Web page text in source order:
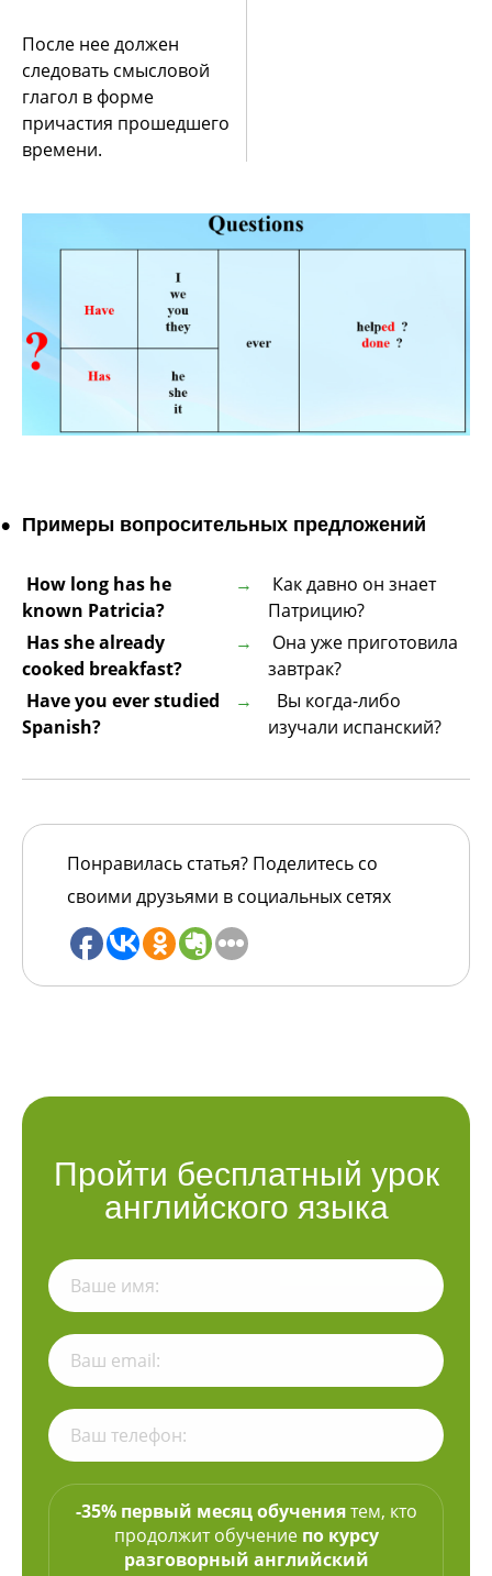
После нее должен
следовать смысловой
глагол в форме
причастия прошедшего
времени.
Примеры вопросительных предложений
How long has he
known Patricia?
Как давно он знает
Патрицию?
Has she already
cooked breakfast?
Она уже приготовила
завтрак?
Have you ever studied
Spanish?
Вы когда-либо
изучали испанский?
Понравилась статья? Поделитесь со
своими друзьями в социальных сетях
Пройти бесплатный урок
английского языка
-35% первый месяц обучениятем, кто
продолжит обучение по курсу
разговорный английский